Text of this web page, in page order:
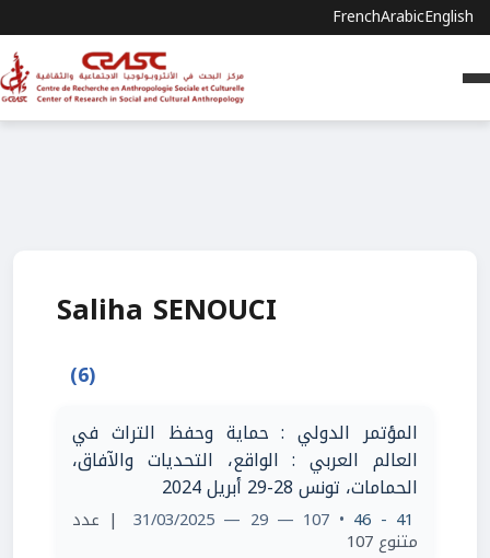
FrenchArabicEnglish
Saliha SENOUCI
(6)
المؤتمر الدولي : حماية وحفظ التراث في
العالم العربي : الواقع، التحديات والآفاق،
الحمامات، تونس 28-29 أبريل 2024
41 - 46
• 107 — 29 — 31/03/2025 | عدد
متنوع 107